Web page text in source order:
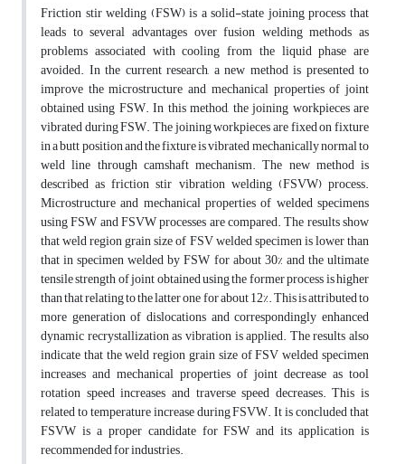
Friction stir welding (FSW) is a solid-state joining process that
leads to several advantages over fusion welding methods as
problems associated with cooling from the liquid phase are
avoided. In the current research, a new method is presented to
improve the microstructure and mechanical properties of joint
obtained using FSW. In this method, the joining workpieces are
vibrated during FSW. The joining workpieces are fixed on fixture
in a butt position and the fixture is vibrated mechanically normal to
weld line through camshaft mechanism. The new method is
described as friction stir vibration welding (FSVW) process.
Microstructure and mechanical properties of welded specimens
using FSW and FSVW processes are compared. The results show
that weld region grain size of FSV welded specimen is lower than
that in specimen welded by FSW for about 30% and the ultimate
tensile strength of joint obtained using the former process is higher
than that relating to the latter one for about 12%. This is attributed to
more generation of dislocations and correspondingly enhanced
dynamic recrystallization as vibration is applied. The results also
indicate that the weld region grain size of FSV welded specimen
increases and mechanical properties of joint decrease as tool
rotation speed increases and traverse speed decreases. This is
related to temperature increase during FSVW. It is concluded that
FSVW is a proper candidate for FSW and its application is
recommended for industries.